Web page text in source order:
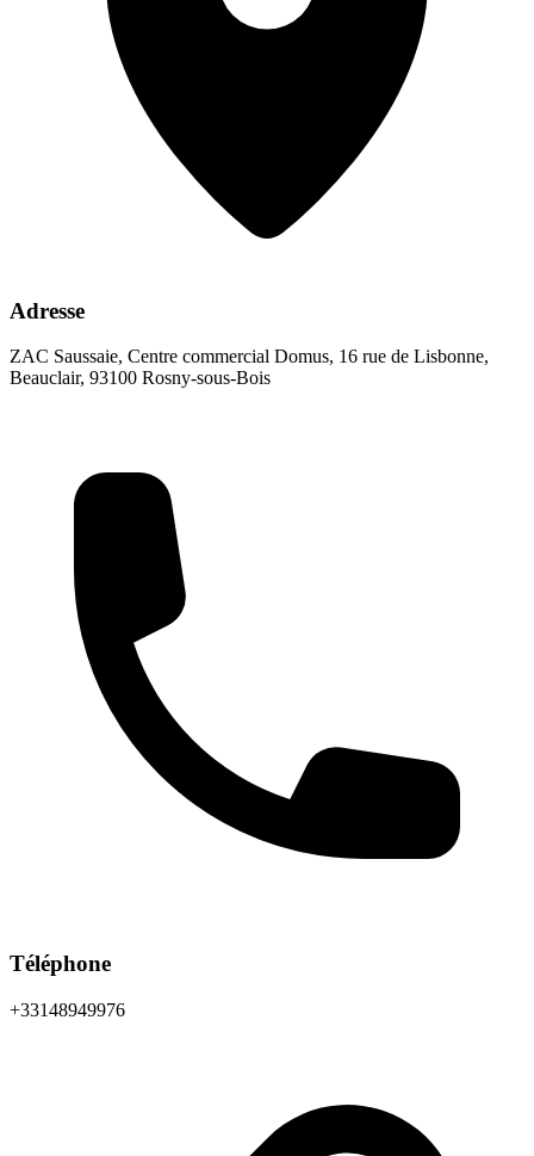
Adresse
ZAC Saussaie, Centre commercial Domus, 16 rue de Lisbonne,
Beauclair, 93100 Rosny-sous-Bois
Téléphone
+33148949976